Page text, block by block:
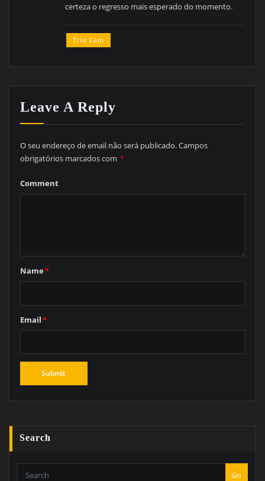
certeza o regresso mais esperado do momento.
Trio Fam
Leave A Reply
O seu endereço de email não será publicado.Campos
obrigatórios marcados com *
Comment
Name*
Email*
Search
Go